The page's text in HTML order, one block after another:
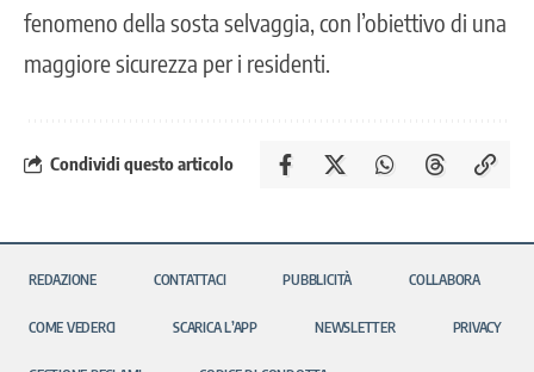
fenomeno della sosta selvaggia, con l’obiettivo di una
maggiore sicurezza per i residenti.
Condividi questo articolo
REDAZIONE CONTATTACI PUBBLICITÀ COLLABORA
COME VEDERCI SCARICA L’APP NEWSLETTER PRIVACY